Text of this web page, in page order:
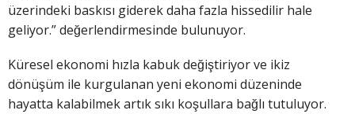
üzerindeki baskısı giderek daha fazla hissedilir hale
geliyor.” değerlendirmesinde bulunuyor.
Küresel ekonomi hızla kabuk değiştiriyor ve ikiz
dönüşüm ile kurgulanan yeni ekonomi düzeninde
hayatta kalabilmek artık sıkı koşullara bağlı tutuluyor.